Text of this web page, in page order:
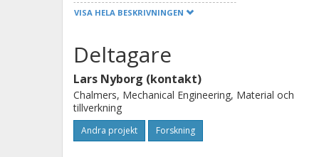
constitution demands which in turn
targets the circular use of metal
VISA HELA BESKRIVNINGEN
Deltagare
Lars Nyborg (kontakt)
Chalmers, Mechanical Engineering, Material och
tillverkning
Andra projekt Forskning